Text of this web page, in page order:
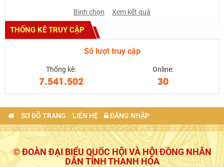
Bình chọn Xem kết quả
THỐNG KÊ TRUY CẬP
Số lượt truy cập
Thống kê:
7.541.502
Online:
30
SƠ ĐỒ TRANG LIÊN HỆ ĐĂNG NHẬP
© ĐOÀN ĐẠI BIỂU QUỐC HỘI VÀ HỘI ĐỒNG NHÂN
DÂN TỈNH THANH HÓA